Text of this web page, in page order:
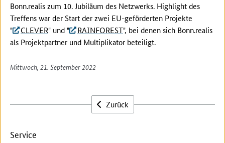
Bonn.realis zum 10. Jubiläum des Netzwerks. Highlight des
Treffens war der Start der zwei EU-geförderten Projekte
"
CLEVER" und " RAINFOREST", bei denen sich Bonn.realis
als Projektpartner und Multiplikator beteiligt.
Mittwoch, 21. September 2022
Zurück
Service